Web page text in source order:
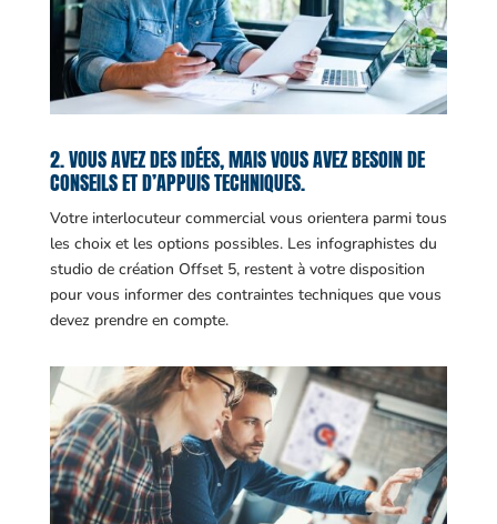
2. VOUS AVEZ DES IDÉES, MAIS VOUS AVEZ BESOIN DE
CONSEILS ET D’APPUIS TECHNIQUES.
Votre interlocuteur commercial vous orientera parmi tous
les choix et les options possibles. Les infographistes du
studio de création Offset 5, restent à votre disposition
pour vous informer des contraintes techniques que vous
devez prendre en compte.